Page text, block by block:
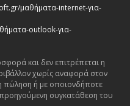
μαθήματα-internet-για-
outlook-για-
και δεν επιτρέπεται η
χωρίς αναφορά στον
πώληση ή με οποιονδήποτε
συγκατάθεση του